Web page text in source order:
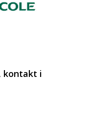
kontakt i